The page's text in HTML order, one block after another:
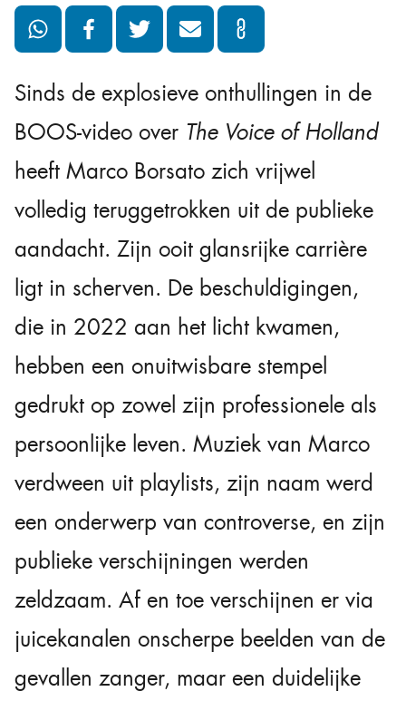
Sinds de explosieve onthullingen in de
BOOS-video over The Voice of Holland
heeft Marco Borsato zich vrijwel
volledig teruggetrokken uit de publieke
aandacht. Zijn ooit glansrijke carrière
ligt in scherven. De beschuldigingen,
die in 2022 aan het licht kwamen,
hebben een onuitwisbare stempel
gedrukt op zowel zijn professionele als
persoonlijke leven. Muziek van Marco
verdween uit playlists, zijn naam werd
een onderwerp van controverse, en zijn
publieke verschijningen werden
zeldzaam. Af en toe verschijnen er via
juicekanalen onscherpe beelden van de
gevallen zanger, maar een duidelijke